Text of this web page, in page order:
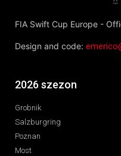
FIA Swift Cup Europe -
Design and code:
2026 szezon
Grobnik
Salzburgring
Poznan
Most